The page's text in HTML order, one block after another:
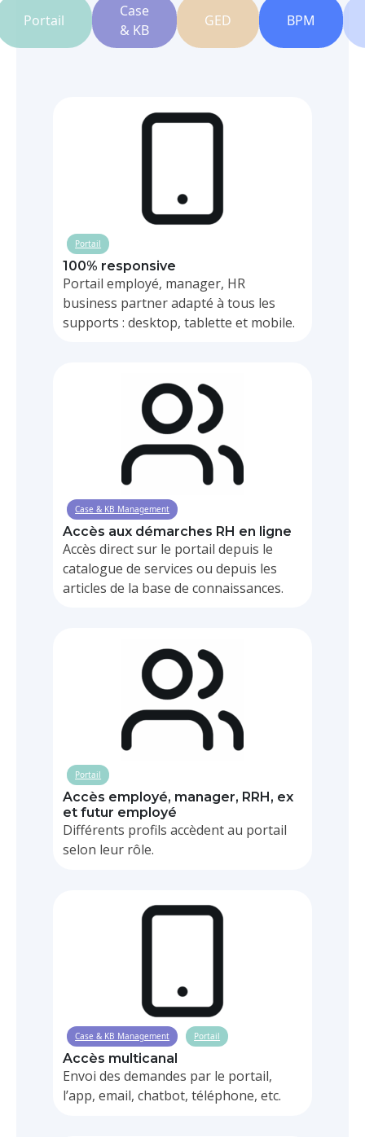
Portail
Case
& KB
GED BPM
Portail
100% responsive
Portail employé, manager, HR
business partner adapté à tous les
supports : desktop, tablette et mobile.
Case & KB Management
Accès aux démarches RH en ligne
Accès direct sur le portail depuis le
catalogue de services ou depuis les
articles de la base de connaissances.
Portail
Accès employé, manager, RRH, ex
et futur employé
Différents profils accèdent au portail
selon leur rôle.
Case & KB Management Portail
Accès multicanal
Envoi des demandes par le portail,
l’app, email, chatbot, téléphone, etc.